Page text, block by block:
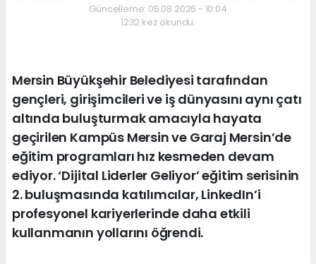
Güncelleme: 05.08.2026 - 10:04
1232 kez okundu.
Mersin Büyükşehir Belediyesi tarafından
gençleri, girişimcileri ve iş dünyasını aynı çatı
altında buluşturmak amacıyla hayata
geçirilen Kampüs Mersin ve Garaj Mersin’de
eğitim programları hız kesmeden devam
ediyor. ‘Dijital Liderler Geliyor’ eğitim serisinin
2. buluşmasında katılımcılar, LinkedIn’i
profesyonel kariyerlerinde daha etkili
kullanmanın yollarını öğrendi.